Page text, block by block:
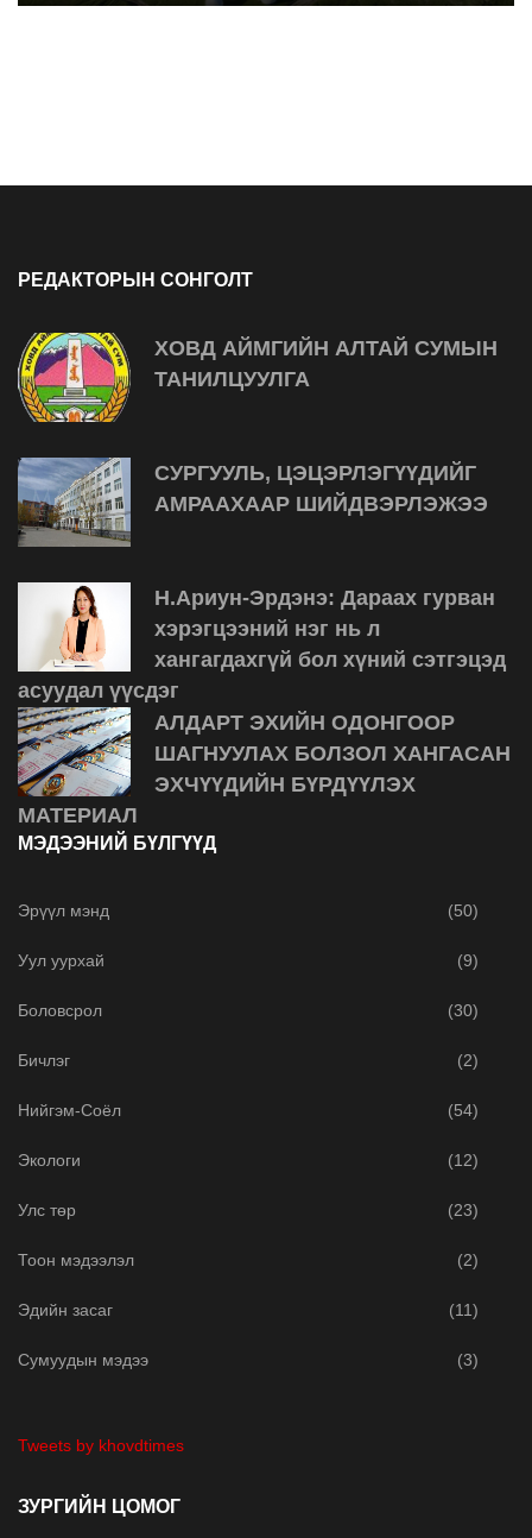
РЕДАКТОРЫН СОНГОЛТ
ХОВД АЙМГИЙН АЛТАЙ СУМЫН
ТАНИЛЦУУЛГА
СУРГУУЛЬ, ЦЭЦЭРЛЭГҮҮДИЙГ
АМРААХААР ШИЙДВЭРЛЭЖЭЭ
Н.Ариун-Эрдэнэ: Дараах гурван
хэрэгцээний нэг нь л
хангагдахгүй бол хүний сэтгэцэд
асуудал үүсдэг
АЛДАРТ ЭХИЙН ОДОНГООР
ШАГНУУЛАХ БОЛЗОЛ ХАНГАСАН
ЭХЧҮҮДИЙН БҮРДҮҮЛЭХ
МАТЕРИАЛ
МЭДЭЭНИЙ БҮЛГҮҮД
Эрүүл мэнд (50)
Уул уурхай (9)
Боловсрол (30)
Бичлэг (2)
Нийгэм-Соёл (54)
Экологи (12)
Улс төр (23)
Тоон мэдээлэл (2)
Эдийн засаг (11)
Сумуудын мэдээ (3)
Tweets by khovdtimes
ЗУРГИЙН ЦОМОГ